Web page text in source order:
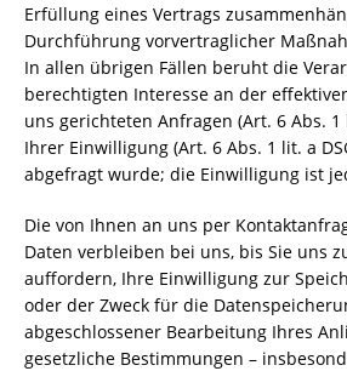
Erfüllung eines Vertrags
Durchführung vorvertraglicher
In allen übrigen Fällen beruht die
berechtigten Interesse an der
uns gerichteten Anfragen (Art. 6 Abs. 1
Ihrer Einwilligung (Art. 6 Abs. 1 lit. a
abgefragt wurde; die Einwilligung ist
Die von Ihnen an uns per
Daten verbleiben bei uns, bis Sie uns
auffordern, Ihre Einwilligung zur
oder der Zweck für die
abgeschlossener Bearbeitung Ihres
gesetzliche Bestimmungen –